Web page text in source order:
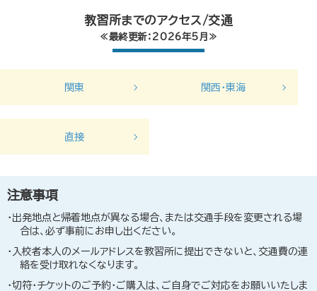
教習所までのアクセス/交通
≪最終更新：2026年5月≫
関東 関西・東海
直接
注意事項
出発地点と帰着地点が異なる場合、または交通手段を変更される場
合は、必ず事前にお申し出ください。
入校者本人のメールアドレスを教習所に提出できないと、交通費の連
絡を受け取れなくなります。
切符・チケットのご予約・ご購入は、ご自身でご対応をお願いいたしま